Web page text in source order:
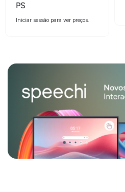
PS
Iniciar sessão para ver preços.